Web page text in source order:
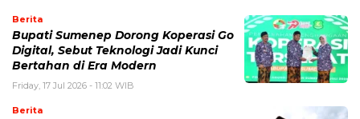
Berita
Bupati Sumenep Dorong Koperasi Go
Digital, Sebut Teknologi Jadi Kunci
Bertahan di Era Modern
Friday, 17 Jul 2026 - 11:02 WIB
Berita